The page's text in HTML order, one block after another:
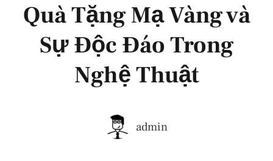
Quà Tặng Mạ Vàng và
Sự Độc Đáo Trong
Nghệ Thuật
admin